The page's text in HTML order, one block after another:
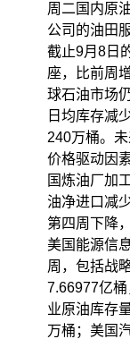
周二国内原
公司的油田
截止9月8日
座，比前周
球石油市场
日均库存减
240万桶。
价格驱动因
国炼油厂加
油净进口减
第四周下降
美国能源信
周，包括战
7.66977亿
业原油库存
万桶；美国